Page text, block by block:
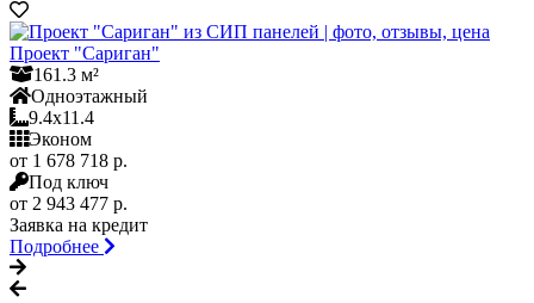
Проект "Сариган"
161.3 м²
Одноэтажный
9.4x11.4
Эконом
от 1 678 718 р.
Под ключ
от 2 943 477 р.
Заявка на кредит
Подробнее